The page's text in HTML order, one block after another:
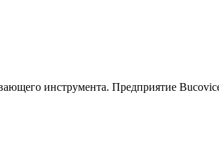
инструмента. Предприятие